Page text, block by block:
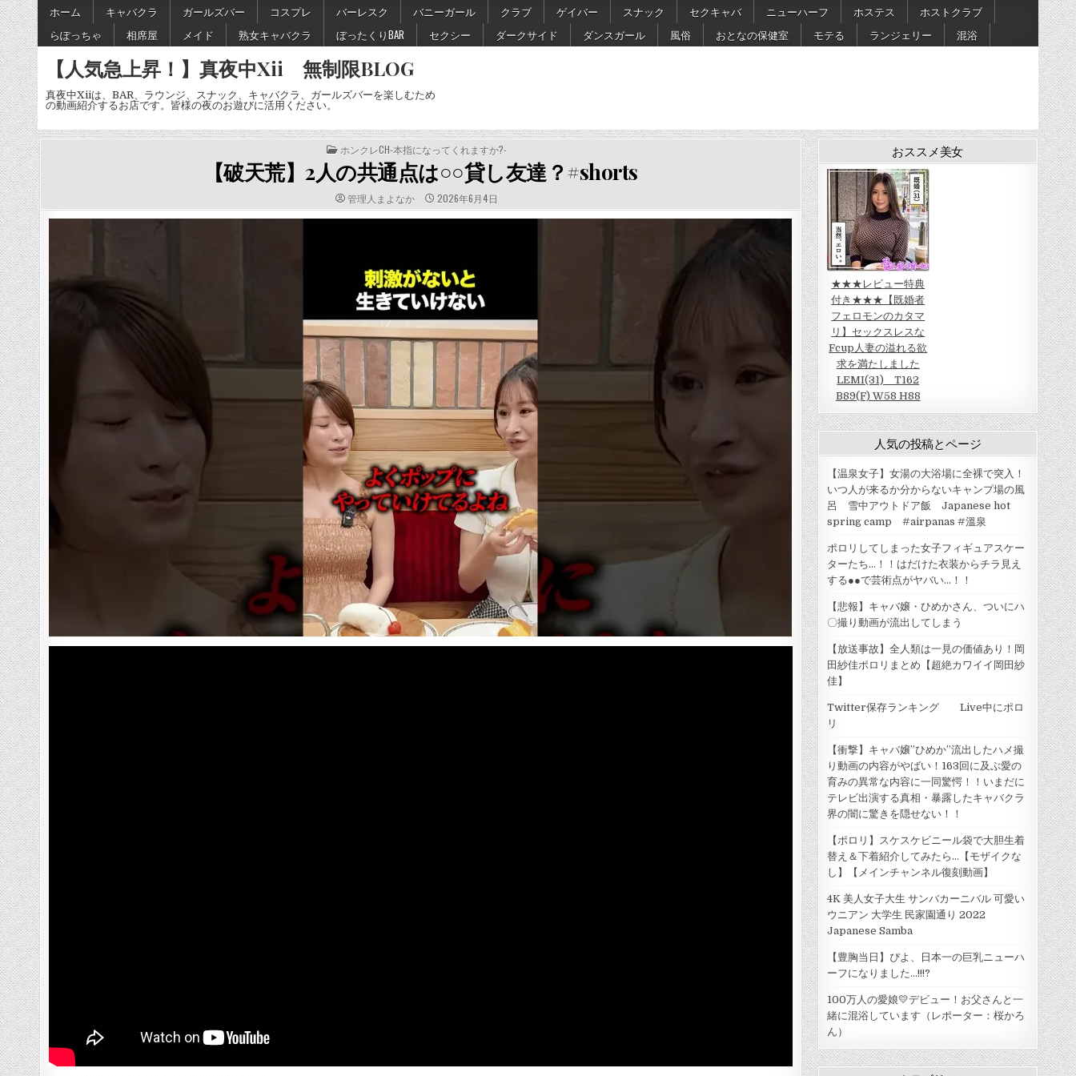
Skip
to
content
ホーム キャバクラ ガールズバー コスプレ バーレスク バニーガール クラブ ゲイバー スナック セクキャバ ニューハーフ ホステス
ホストクラブ
らぽっちゃ
相席屋 メイド 熟女キャバクラ ぼったくりBAR セクシー ダークサイド ダンスガール 風俗 おとなの保健室 モテる ランジェリー 混浴
【人気急上昇！】真夜中Xii 無制限BLOG
真夜中Xiiは、BAR、ラウンジ、スナック、キャバクラ、ガールズバーを楽しむため
の動画紹介するお店です。皆様の夜のお遊びに活用ください。
POSTED
IN
ホンクレCH‐本指になってくれますか?-
【破天荒】2人の共通点は○○貸し友達？#shorts
AUTHOR:
管理人まよなか PUBLISHED
DATE:
2026年6月4日
おススメ美女
★★★レビュー特典
付き★★★【既婚者
フェロモンのカタマ
リ】セックスレスな
Fcup人妻の溢れる欲
求を満たしました
LEMI(31) T162
B89(F) W58 H88
人気の投稿とページ
【温泉女子】女湯の大浴場に全裸で突入！
いつ人が来るか分からないキャンプ場の風
呂 雪中アウトドア飯 Japanese hot
spring camp #airpanas #溫泉
ポロリしてしまった女子フィギュアスケー
ターたち…！！はだけた衣装からチラ見え
する●●で芸術点がヤバい…！！
【悲報】キャバ嬢・ひめかさん、ついにハ
〇撮り動画が流出してしまう
【放送事故】全人類は一見の価値あり！岡
田紗佳ポロリまとめ【超絶カワイイ岡田紗
佳】
Twitter保存ランキング Live中にポロ
リ
【衝撃】キャバ嬢”ひめか”流出したハメ撮
り動画の内容がやばい！163回に及ぶ愛の
育みの異常な内容に一同驚愕！！いまだに
テレビ出演する真相・暴露したキャバクラ
界の闇に驚きを隠せない！！
【ポロリ】スケスケビニール袋で大胆生着
替え＆下着紹介してみたら...【モザイクな
し】【メインチャンネル復刻動画】
4K 美人女子大生 サンバカーニバル 可愛い
ウニアン 大学生 民家園通り 2022
Japanese Samba
【豊胸当日】ぴよ、日本一の巨乳ニューハ
ーフになりました…!!!?
100万人の愛娘💛デビュー！お父さんと一
緒に混浴しています（レポーター：桜かろ
ん）